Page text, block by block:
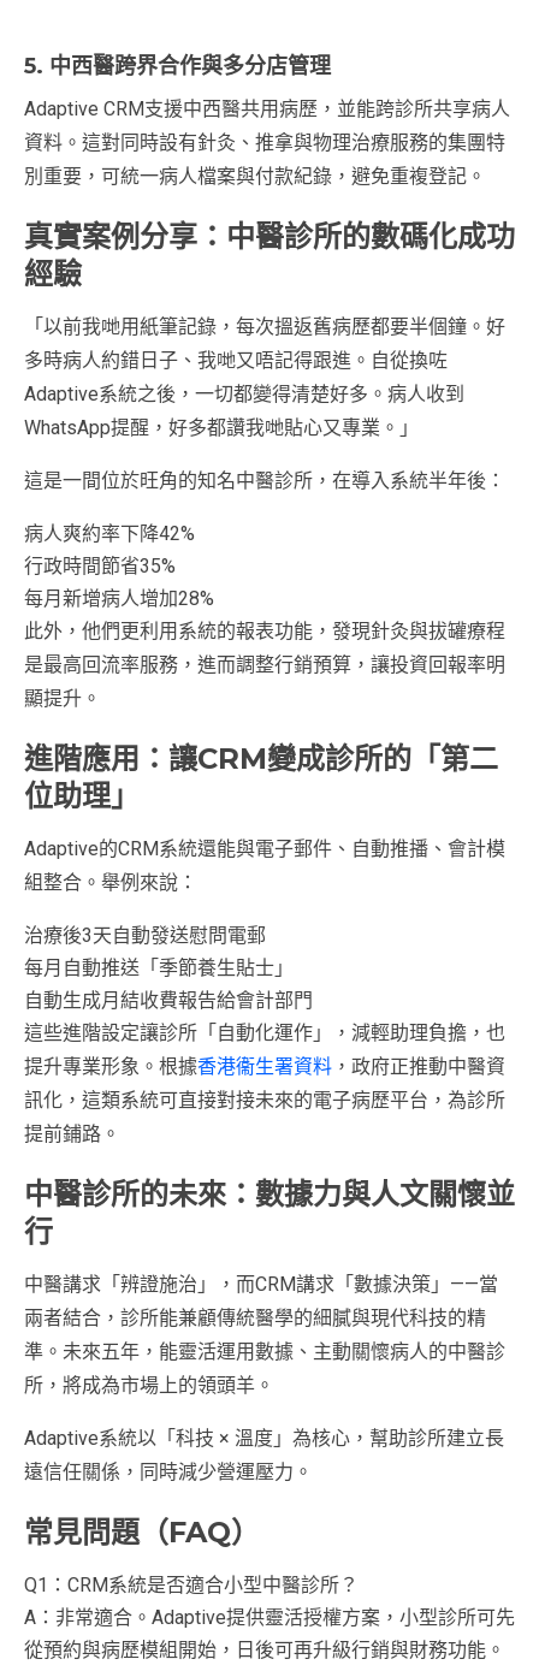
5. 中西醫跨界合作與多分店管理
Adaptive CRM支援中西醫共用病歷，並能跨診所共享病人
資料。這對同時設有針灸、推拿與物理治療服務的集團特
別重要，可統一病人檔案與付款紀錄，避免重複登記。
真實案例分享：中醫診所的數碼化成功
經驗
「以前我哋用紙筆記錄，每次搵返舊病歷都要半個鐘。好
多時病人約錯日子、我哋又唔記得跟進。自從換咗
Adaptive系統之後，一切都變得清楚好多。病人收到
WhatsApp提醒，好多都讚我哋貼心又專業。」
這是一間位於旺角的知名中醫診所，在導入系統半年後：
病人爽約率下降42%
行政時間節省35%
每月新增病人增加28%
此外，他們更利用系統的報表功能，發現針灸與拔罐療程
是最高回流率服務，進而調整行銷預算，讓投資回報率明
顯提升。
進階應用：讓CRM變成診所的「第二
位助理」
Adaptive的CRM系統還能與電子郵件、自動推播、會計模
組整合。舉例來說：
治療後3天自動發送慰問電郵
每月自動推送「季節養生貼士」
自動生成月結收費報告給會計部門
這些進階設定讓診所「自動化運作」，減輕助理負擔，也
提升專業形象。根據香港衞生署資料 ，政府正推動中醫資
訊化，這類系統可直接對接未來的電子病歷平台，為診所
提前鋪路。
中醫診所的未來：數據力與人文關懷並
行
中醫講求「辨證施治」，而CRM講求「數據決策」——當
兩者結合，診所能兼顧傳統醫學的細膩與現代科技的精
準。未來五年，能靈活運用數據、主動關懷病人的中醫診
所，將成為市場上的領頭羊。
Adaptive系統以「科技 × 溫度」為核心，幫助診所建立長
遠信任關係，同時減少營運壓力。
常見問題（FAQ）
Q1：CRM系統是否適合小型中醫診所？
A：非常適合。Adaptive提供靈活授權方案，小型診所可先
從預約與病歷模組開始，日後可再升級行銷與財務功能。